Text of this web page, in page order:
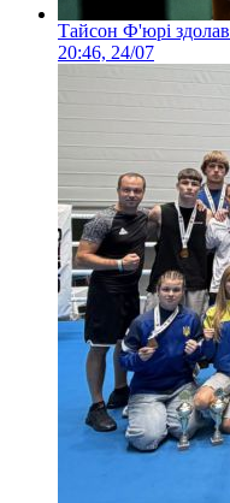
Тайсон Ф'юрі
20:46, 24/07